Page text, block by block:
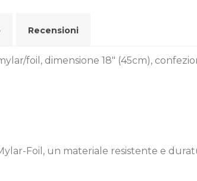
Recensioni
foil, dimensione 18" (45cm),
Foil, un materiale resistente e